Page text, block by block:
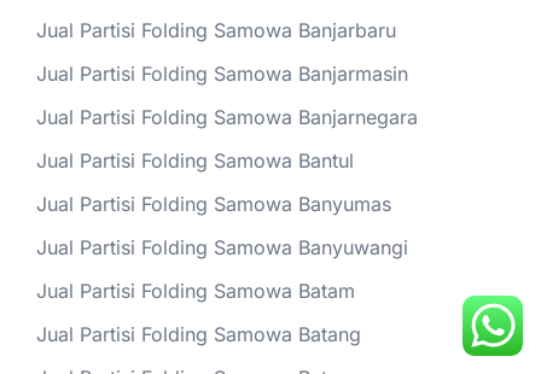
Jual Partisi Folding Samowa Banjarbaru
Jual Partisi Folding Samowa Banjarmasin
Jual Partisi Folding Samowa Banjarnegara
Jual Partisi Folding Samowa Bantul
Jual Partisi Folding Samowa Banyumas
Jual Partisi Folding Samowa Banyuwangi
Jual Partisi Folding Samowa Batam
Jual Partisi Folding Samowa Batang